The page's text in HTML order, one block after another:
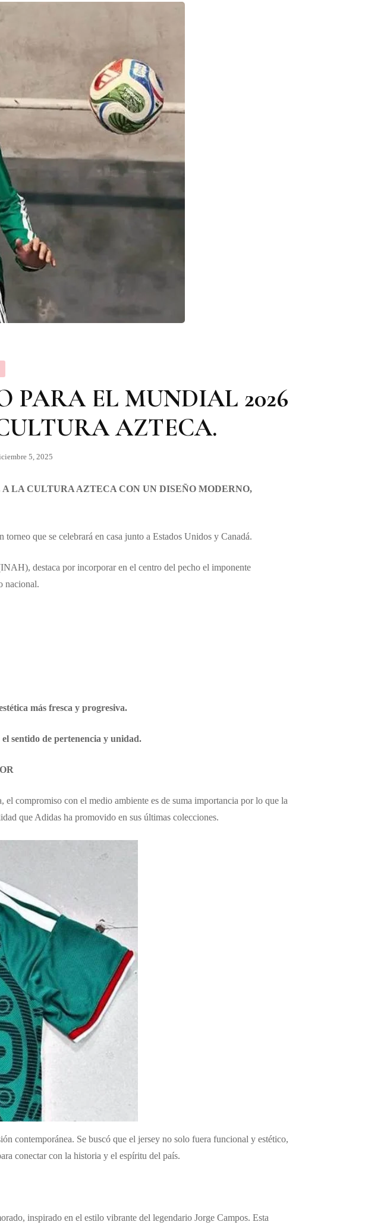
PARA EL MUNDIAL 2026
AZTECA.
5, 2025
LA CULTURA AZTECA CON UN DISEÑO MODERNO,
que se celebrará en casa junto a Estados Unidos y Canadá.
destaca por incorporar en el centro del pecho el imponente
nacional.
más fresca y progresiva.
sentido de pertenencia y unidad.
compromiso con el medio ambiente es de suma importancia por lo que la
que Adidas ha promovido en sus últimas colecciones.
contemporánea. Se buscó que el jersey no solo fuera funcional y estético,
conectar con la historia y el espíritu del país.
inspirado en el estilo vibrante del legendario Jorge Campos. Esta